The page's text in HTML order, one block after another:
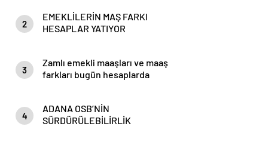
2
EMEKLİLERİN MAŞ FARKI
HESAPLAR YATIYOR
3
Zamlı emekli maaşları ve maaş
farkları bugün hesaplarda
4
ADANA OSB’NİN
SÜRDÜRÜLEBİLİRLİK